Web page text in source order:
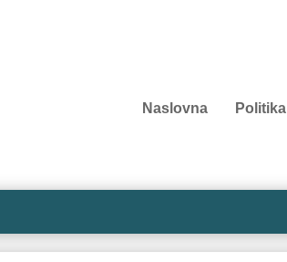
Naslovna Politika